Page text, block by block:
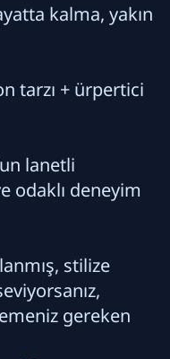
kalma, yakın
tarzı + ürpertici
lanetli
odaklı deneyim
stilize
gereken